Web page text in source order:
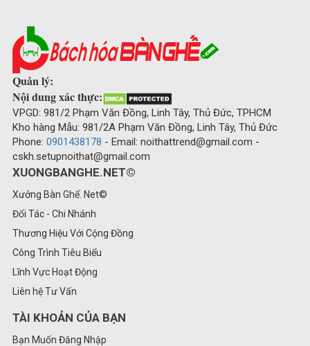
Quản lý:
Nội dung xác thực:
VPGD: 981/2 Phạm Văn Đồng, Linh Tây, Thủ Đức, TPHCM
Kho hàng Mẫu: 981/2A Phạm Văn Đồng, Linh Tây, Thủ Đức
Phone: 0901438178 - Email: noithattrend@gmail.com -
cskh.setupnoithat@gmail.com
XUONGBANGHE.NET©
Xưởng Bàn Ghế. Net©
Đối Tác - Chi Nhánh
Thương Hiệu Với Cộng Đồng
Công Trình Tiêu Biểu
Lĩnh Vực Hoạt Động
Liên hệ Tư Vấn
TÀI KHOẢN CỦA BẠN
Bạn Muốn Đăng Nhập